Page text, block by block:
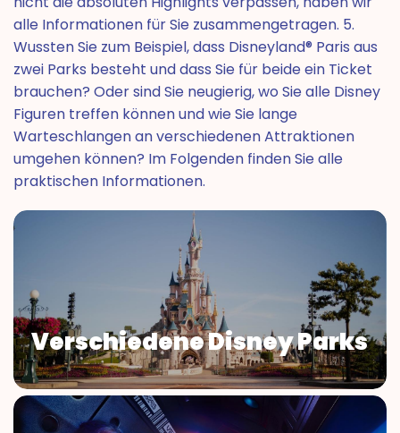
alle Informationen für Sie zusammengetragen. 5.
Wussten Sie zum Beispiel, dass Disneyland® Paris aus
zwei Parks besteht und dass Sie für beide ein Ticket
brauchen? Oder sind Sie neugierig, wo Sie alle Disney
Figuren treffen können und wie Sie lange
Warteschlangen an verschiedenen Attraktionen
umgehen können? Im Folgenden finden Sie alle
praktischen Informationen.
Verschiedene Disney Parks